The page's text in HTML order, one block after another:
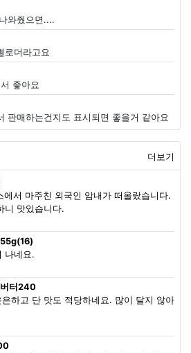
와줬으면....
로더라고요
좋아요
판매하는건지도 표시되면 좋을거 같아요
더보기
서 마주친 외국인 암내가 떠올랐습니다.
니 맛있습니다.
나네요.
버터240
하고 단 맛도 적당하네요. 많이 달지 않아